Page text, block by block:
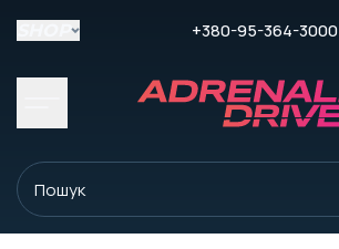
+380-95-364-3000